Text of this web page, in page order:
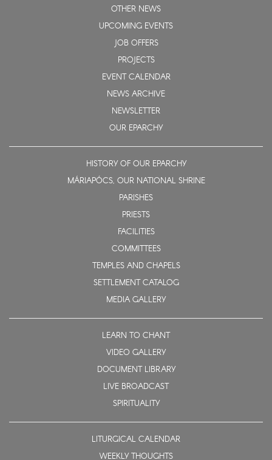
OTHER NEWS
UPCOMING EVENTS
JOB OFFERS
PROJECTS
EVENT CALENDAR
NEWS ARCHIVE
NEWSLETTER
OUR EPARCHY
HISTORY OF OUR EPARCHY
MÁRIAPÓCS, OUR NATIONAL SHRINE
PARISHES
PRIESTS
FACILITIES
COMMITTEES
TEMPLES AND CHAPELS
SETTLEMENT CATALOG
MEDIA GALLERY
LEARN TO CHANT
VIDEO GALLERY
DOCUMENT LIBRARY
LIVE BROADCAST
SPIRITUALITY
LITURGICAL CALENDAR
WEEKLY THOUGHTS